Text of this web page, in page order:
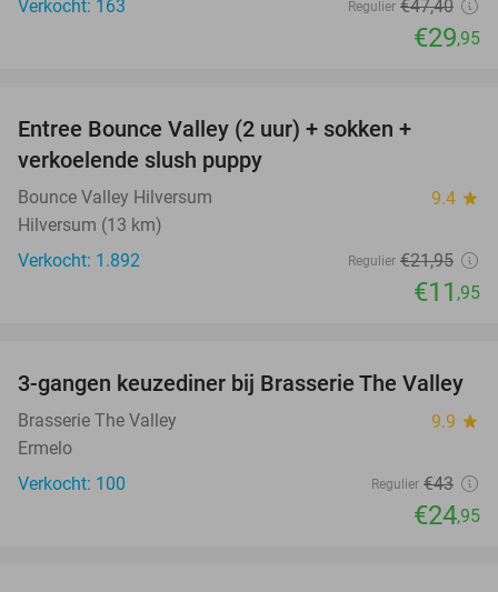
Verkocht: 163
Regulier €47,40
€29,95
Entree Bounce Valley (2 uur) + sokken +
verkoelende slush puppy
Bounce Valley Hilversum 9.4 star
Hilversum (13 km)
Verkocht: 1.892
Regulier €21,95
€11 ,95
42%
3-gangen keuzediner bij Brasserie The Valley
Brasserie The Valley 9.9 star
Ermelo
Verkocht: 100
Regulier €43
€24,95